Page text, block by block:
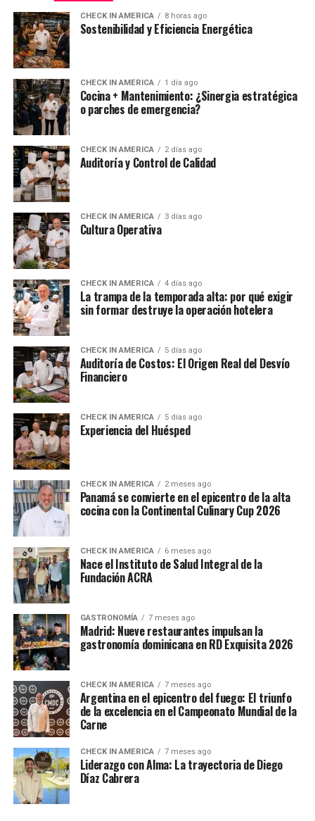
CHECK IN AMERICA 8 horas ago
Sostenibilidad y Eficiencia Energética
CHECK IN AMERICA 1 día ago
Cocina + Mantenimiento: ¿Sinergia estratégica
o parches de emergencia?
CHECK IN AMERICA 2 días ago
Auditoría y Control de Calidad
CHECK IN AMERICA 3 días ago
Cultura Operativa
CHECK IN AMERICA 4 días ago
La trampa de la temporada alta: por qué exigir
sin formar destruye la operación hotelera
CHECK IN AMERICA 5 días ago
Auditoría de Costos: El Origen Real del Desvío
Financiero
CHECK IN AMERICA 5 días ago
Experiencia del Huésped
CHECK IN AMERICA 2 meses ago
Panamá se convierte en el epicentro de la alta
cocina con la Continental Culinary Cup 2026
CHECK IN AMERICA 6 meses ago
Nace el Instituto de Salud Integral de la
Fundación ACRA
GASTRONOMÍA 7 meses ago
Madrid: Nueve restaurantes impulsan la
gastronomía dominicana en RD Exquisita 2026
CHECK IN AMERICA 7 meses ago
Argentina en el epicentro del fuego: El triunfo
de la excelencia en el Campeonato Mundial de la
Carne
CHECK IN AMERICA 7 meses ago
Liderazgo con Alma: La trayectoria de Diego
Díaz Cabrera